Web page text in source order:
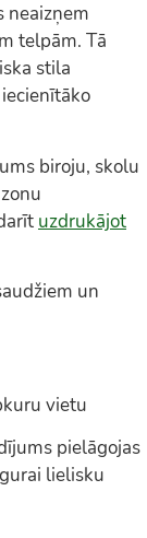
neaizņem
telpām. Tā
stila
biroju, skolu
uzdrukājot
un
vietu
pielāgojas
lielisku